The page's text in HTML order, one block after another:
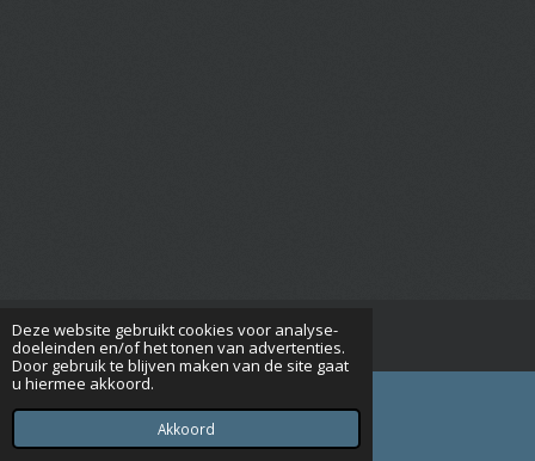
Deze website gebruikt cookies voor analyse-
doeleinden en/of het tonen van advertenties.
Door gebruik te blijven maken van de site gaat
u hiermee akkoord.
Akkoord
© 2015 - 2026 Seniorenverenigingrijsbergen.nl